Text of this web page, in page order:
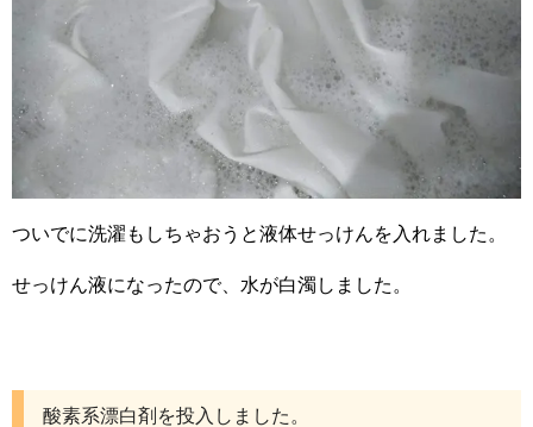
ついでに洗濯もしちゃおうと液体せっけんを入れました。
せっけん液になったので、水が白濁しました。
酸素系漂白剤を投入しました。